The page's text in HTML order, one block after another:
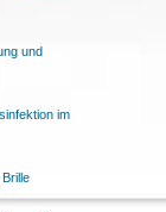
und
im